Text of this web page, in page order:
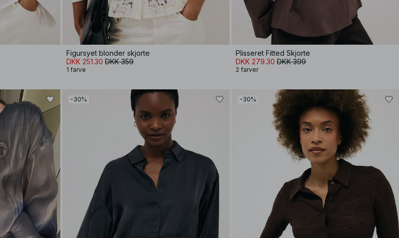
Figursyet blonder skjorte
DKK 251.30 DKK 359
1 farve
Plisseret Fitted Skjorte
DKK 279.30 DKK 399
2 farver
-30% -30%